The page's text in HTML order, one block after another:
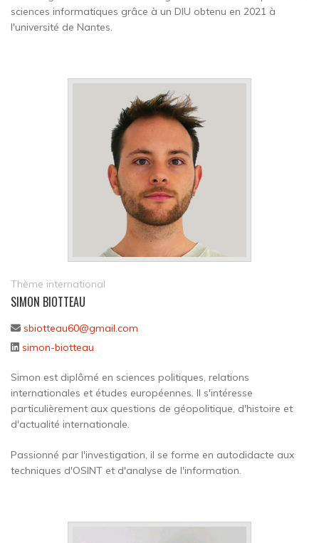
sciences informatiques grâce à un DIU obtenu en 2021 à
l'université de Nantes.
Thème international
SIMON BIOTTEAU
sbiotteau60@gmail.com
simon-biotteau
Simon est diplômé en sciences politiques, relations
internationales et études européennes. Il s'intéresse
particulièrement aux questions de géopolitique, d'histoire et
d'actualité internationale.
Passionné par l'investigation, il se forme en autodidacte aux
techniques d'OSINT et d'analyse de l'information.